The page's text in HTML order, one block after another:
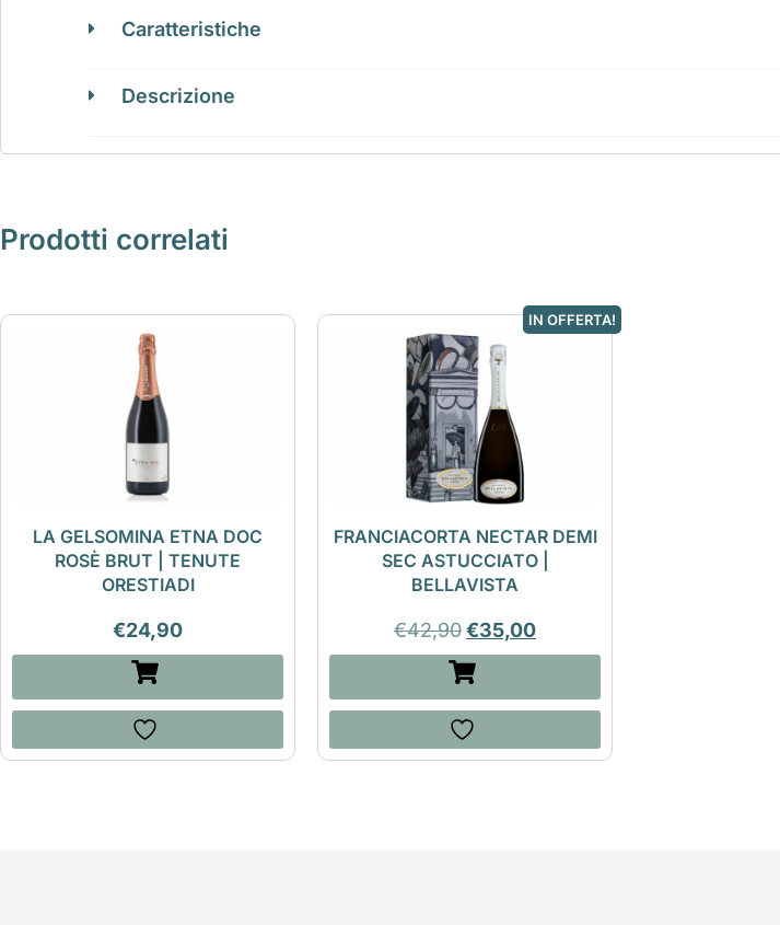
Caratteristiche
Descrizione
Prodotti correlati
LA GELSOMINA ETNA DOC
ROSÈ BRUT | TENUTE
ORESTIADI
€24,90
IN OFFERTA!
FRANCIACORTA NECTAR DEMI
SEC ASTUCCIATO |
BELLAVISTA
€42,90€35,00